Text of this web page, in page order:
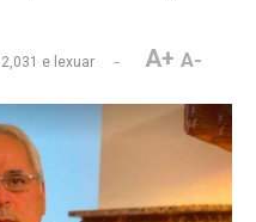
2,031 e lexuar A+ A-